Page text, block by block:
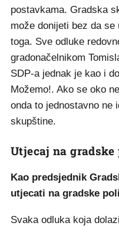
postavkama. Gradska
može donijeti bez da
toga. Sve odluke
gradonačelnikom
SDP-a jednak je kao i
Možemo!. Ako se oko
onda to jednostavno ne
skupštine.
Utjecaj na
Kao predsjednik
utjecati na gradske
Svaka odluka koja